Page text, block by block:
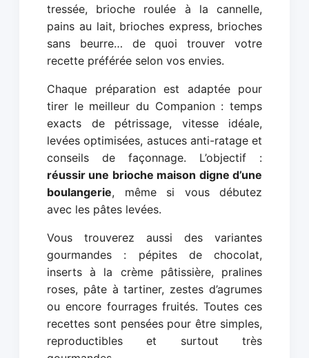
tressée, brioche roulée à la cannelle,
pains au lait, brioches express, brioches
sans beurre… de quoi trouver votre
recette préférée selon vos envies.
Chaque préparation est adaptée pour
tirer le meilleur du Companion : temps
exacts de pétrissage, vitesse idéale,
levées optimisées, astuces anti-ratage et
conseils de façonnage. L’objectif :
réussir une brioche maison digne d’une
boulangerie, même si vous débutez
avec les pâtes levées.
Vous trouverez aussi des variantes
gourmandes : pépites de chocolat,
inserts à la crème pâtissière, pralines
roses, pâte à tartiner, zestes d’agrumes
ou encore fourrages fruités. Toutes ces
recettes sont pensées pour être simples,
reproductibles et surtout très